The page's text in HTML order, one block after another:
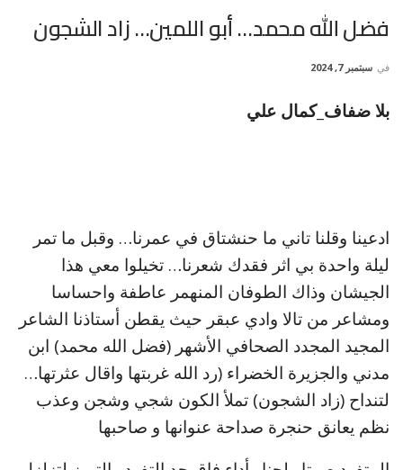
فضل الله محمد… أبو اللمين… زاد الشجون
في سبتمبر 7, 2024
بلا ضفاف_كمال علي
ادعينا وقلنا تاني ما حنشتاق في عمرنا… وقبل ما تمر
ليلة واحدة بي اثر فقدك شعرنا… تخيلوا معي هذا
الجيشان وذاك الطوفان المنهمر عاطفة واحساسا
ومشاعر من تالا وادي عبقر حيث يقطن أستاذنا الشاعر
المجيد المجدد الصحافي الأشهر (فضل الله محمد) ابن
مدني والجزيرة الخضراء (رد الله غربتها واقال عثرتها…
لتنداح (زاد الشجون) تملأ الكون شجي وشجن وعذب
نظم يعانق حنجرة صداحة عنوانها و صاحبها